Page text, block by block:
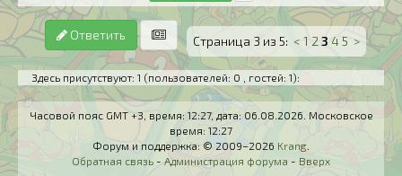
Ответить Страница 3 из 5: < 1 2 3 4 5 >
Здесь присутствуют: 1 (пользователей: 0 , гостей: 1):
Часовой пояс GMT +3, время: 12:27, дата: 06.08.2026. Московское
время: 12:27
Форум и поддержка: © 2009–2026 Krang.
Обратная связь - Администрация форума - Вверх